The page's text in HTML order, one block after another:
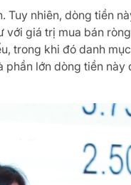
nhiên, dòng tiền
giá trị mua bán
trong khi đó danh
lớn dòng tiền